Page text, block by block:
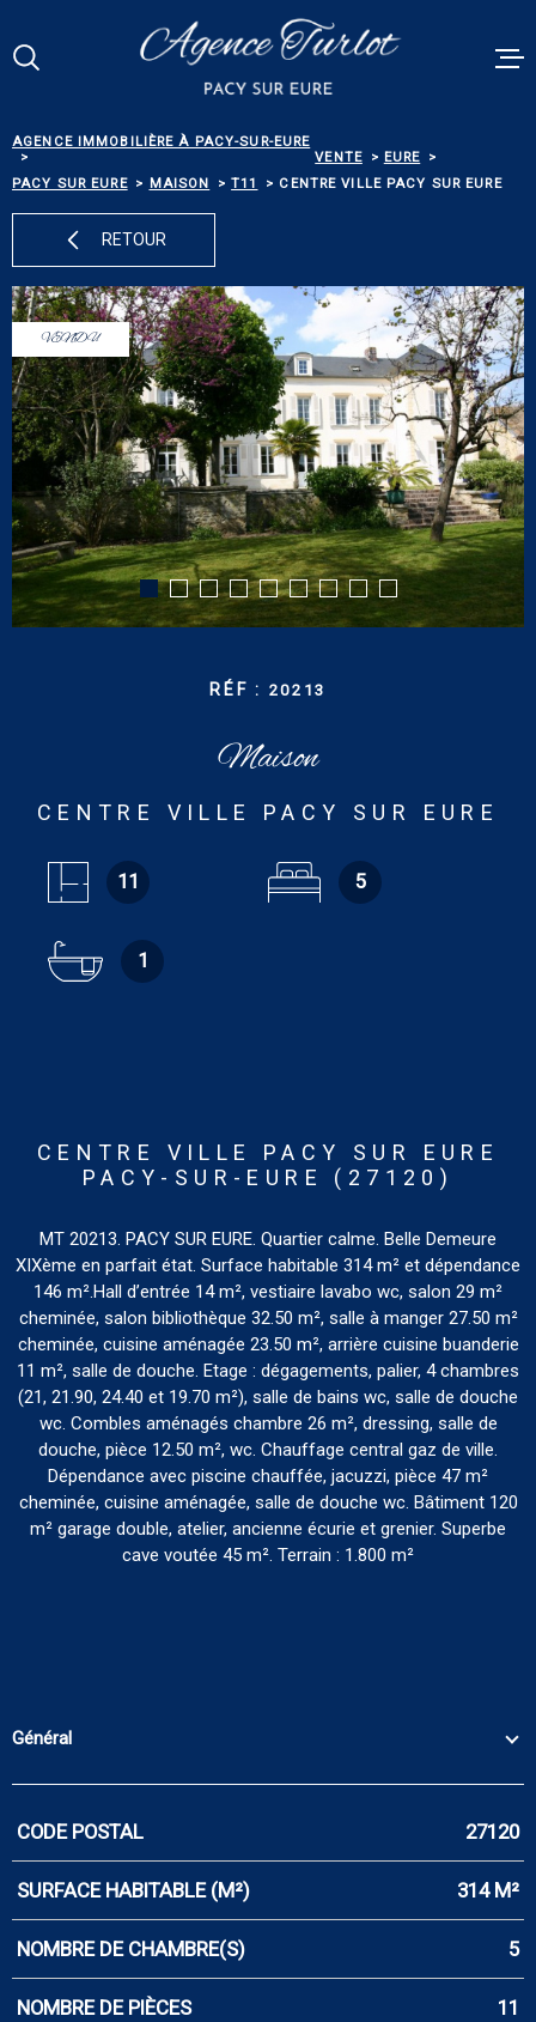
menu
contenu
VENTES
BIENS
ALERTE
NOS
CONTACT
AGENCE IMMOBILIÈRE À PACY-SUR-EURE
VENTE
EURE
PACY SUR EURE
MAISON T11 CENTRE VILLE PACY SUR EURE
RETOUR
VENDU
RÉF : 20213
Maison
CENTRE VILLE PACY SUR EURE
11 5
1
CENTRE VILLE PACY SUR EURE
PACY-SUR-EURE (27120)
MT 20213. PACY SUR EURE. Quartier calme. Belle Demeure
XIXème en parfait état. Surface habitable 314 m² et dépendance
146 m².Hall d’entrée 14 m², vestiaire lavabo wc, salon 29 m²
cheminée, salon bibliothèque 32.50 m², salle à manger 27.50 m²
cheminée, cuisine aménagée 23.50 m², arrière cuisine buanderie
11 m², salle de douche. Etage : dégagements, palier, 4 chambres
(21, 21.90, 24.40 et 19.70 m²), salle de bains wc, salle de douche
wc. Combles aménagés chambre 26 m², dressing, salle de
douche, pièce 12.50 m², wc. Chauffage central gaz de ville.
Dépendance avec piscine chauffée, jacuzzi, pièce 47 m²
cheminée, cuisine aménagée, salle de douche wc. Bâtiment 120
m² garage double, atelier, ancienne écurie et grenier. Superbe
cave voutée 45 m². Terrain : 1.800 m²
Général
Caractérisque Valeurs
CODE POSTAL 27120
SURFACE HABITABLE (M²) 314 M²
NOMBRE DE CHAMBRE(S) 5
NOMBRE DE PIÈCES 11
Votre
RECHERCHE
TYPE
DE
BIEN
TYPE DE BIEN
VILLE
Budget
BUDGET
RECHERCHER